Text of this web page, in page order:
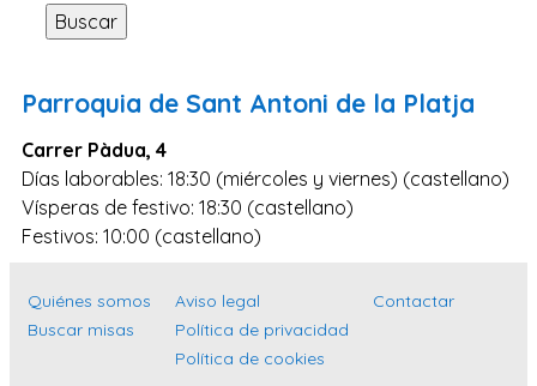
Sevilla
Santa Cruz de Tenerife
Cantabria
Islas Baleares
Las Palmas
Buscar
Parroquia de Sant Antoni de la Platja
Carrer Pàdua, 4
Días laborables: 18:30 (miércoles y viernes) (castellano)
Vísperas de festivo: 18:30 (castellano)
Festivos: 10:00 (castellano)
Quiénes somos
Buscar misas
Aviso legal
Política de privacidad
Política de cookies
Contactar